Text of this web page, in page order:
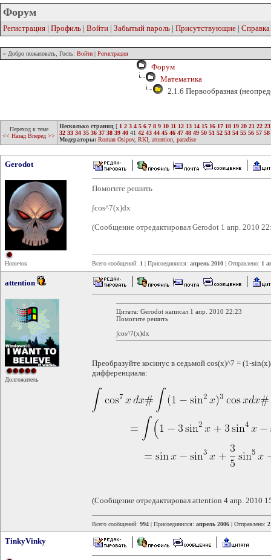
Форум
Регистрация | Профиль | Войти | Забытый пароль | Присутствующие | Справка
» Добро пожаловать, Гость: Войти | Регистрация
Форум
Математика
2.1.6 Первообразная
Переход к теме
<< Назад Вперед >>
Несколько страниц [ 1 2 3 4 5 6 7 8 9 10 11 12 13 14 15 16 17 18 19 20 21 22 23
32 33 34 35 36 37 38 39 40 41 42 43 44 45 46 47 48 49 50 51 52 53 54 55 56 57 58
Модераторы: Roman Osipov, RKI attention paradise
Gerodot
Новичок
Помогите решить
∫cos^7(x)dx
(Сообщение отредактировал Gerodot 1 апр. 2010
Всего сообщений: 1 | Присоединился: апрель 2010 | Отправлено: 1
attention
Долгожитель
Цитата: Gerodot написал 1 апр. 2010 22:23
Помогите решить
∫cos^7(x)dx
Преобразуйте косинус в седьмой cos(x)^7 = (1-
дифференциала:
(Сообщение отредактировал attention 4 апр. 2010
Всего сообщений: 994 | Присоединился: апрель 2006 | Отправлено:
TinkyVinky